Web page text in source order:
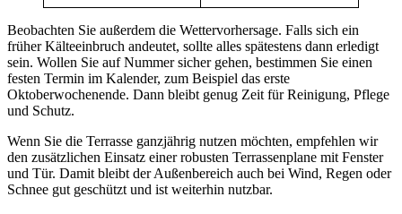
Beobachten Sie außerdem die Wettervorhersage. Falls sich ein
früher Kälteeinbruch andeutet, sollte alles spätestens dann erledigt
sein. Wollen Sie auf Nummer sicher gehen, bestimmen Sie einen
festen Termin im Kalender, zum Beispiel das erste
Oktoberwochenende. Dann bleibt genug Zeit für Reinigung, Pflege
und Schutz.
Wenn Sie die Terrasse ganzjährig nutzen möchten, empfehlen wir
den zusätzlichen Einsatz einer robusten Terrassenplane mit Fenster
und Tür. Damit bleibt der Außenbereich auch bei Wind, Regen oder
Schnee gut geschützt und ist weiterhin nutzbar.